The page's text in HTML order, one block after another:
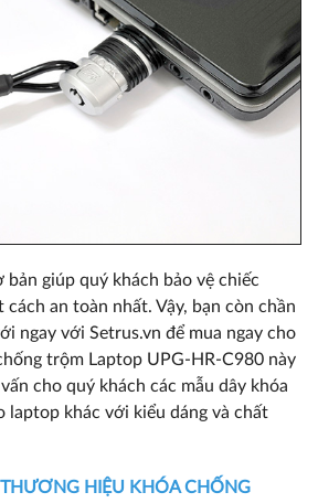
giúp quý khách bảo vệ chiếc
cách an toàn nhất. Vậy, bạn còn chần
ngay với Setrus.vn để mua ngay cho
trộm Laptop UPG-HR-C980 này
cho quý khách các mẫu dây khóa
laptop khác với kiểu dáng và chất
HIỆU KHÓA CHỐNG